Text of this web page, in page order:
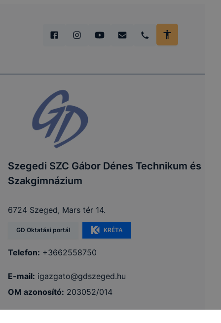
Szegedi SZC Gábor Dénes Technikum és
Szakgimnázium
6724 Szeged, Mars tér 14.
GD Oktatási portál KRÉTA
Telefon: +3662558750
E-mail: igazgato@gdszeged.hu
OM azonosító: 203052/014